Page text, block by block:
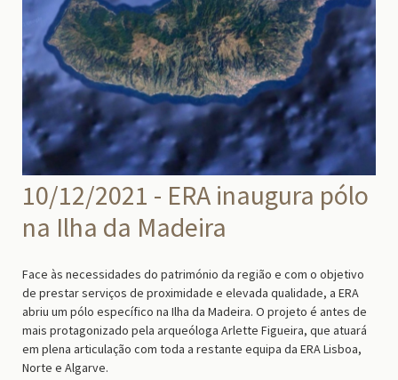
10/12/2021 - ERA inaugura pólo
na Ilha da Madeira
Face às necessidades do património da região e com o objetivo
de prestar serviços de proximidade e elevada qualidade, a ERA
abriu um pólo específico na Ilha da Madeira. O projeto é antes de
mais protagonizado pela arqueóloga Arlette Figueira, que atuará
em plena articulação com toda a restante equipa da ERA Lisboa,
Norte e Algarve.